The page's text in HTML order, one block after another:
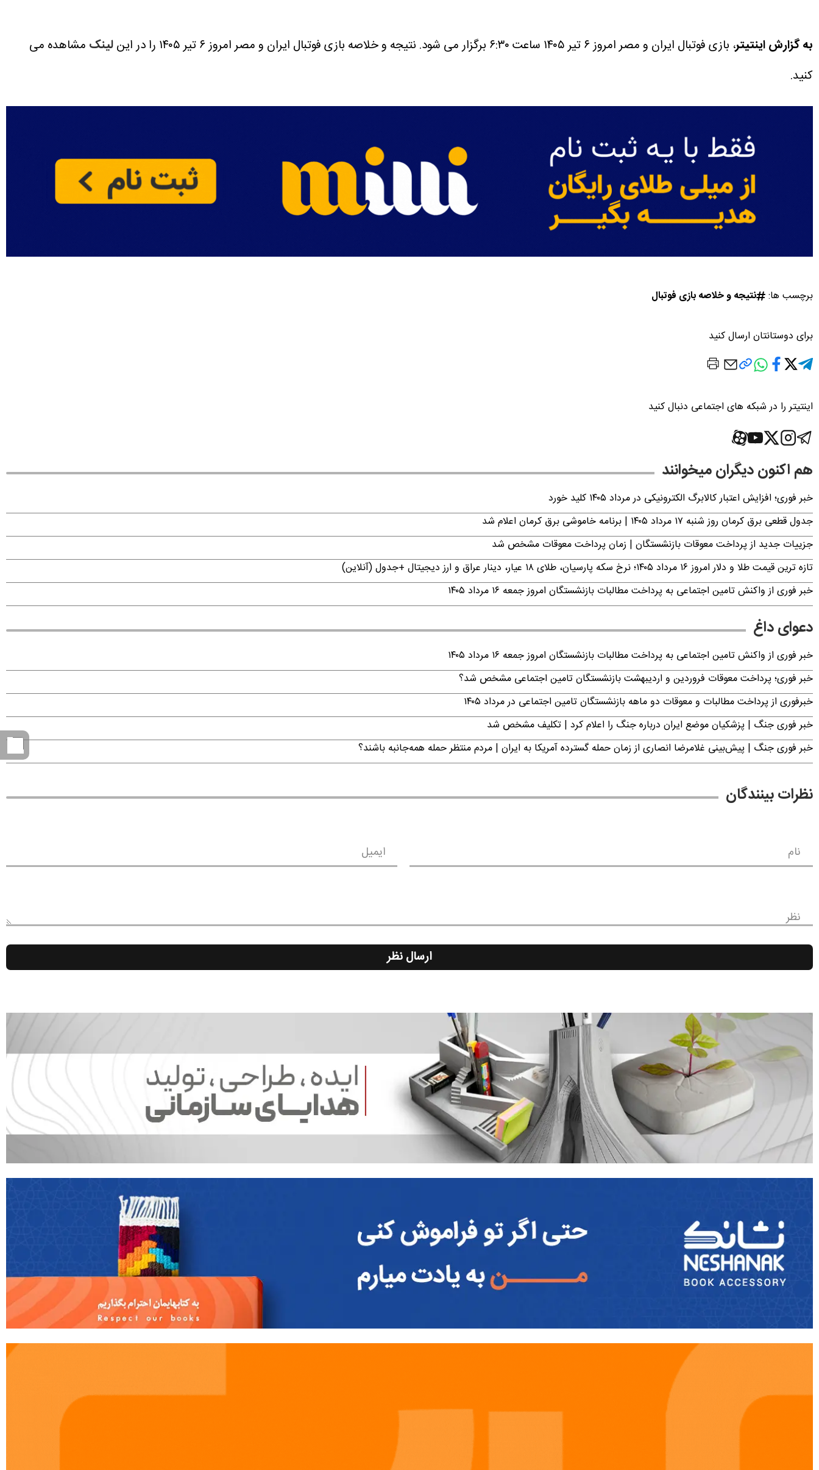
به گزارش اینتیتر، بازی فوتبال ایران و مصر امروز ۶ تیر ۱۴۰۵ ساعت ۶:۳۰ برگزار می شود. نتیجه و خلاصه بازی فوتبال ایران و مصر امروز ۶ تیر ۱۴۰۵ را در این لینک مشاهده می
کنید.
برچسب ها: نتیجه و خلاصه بازی فوتبال
برای دوستانتان ارسال کنید
اینتیتر را در شبکه های اجتماعی دنبال کنید
هم اکنون دیگران میخوانند
خبر فوری؛ افزایش اعتبار کالابرگ الکترونیکی در مرداد ۱۴۰۵ کلید خورد
جدول قطعی برق کرمان روز شنبه ۱۷ مرداد ۱۴۰۵ | برنامه خاموشی برق کرمان اعلام شد
جزییات جدید از پرداخت معوقات بازنشستگان | زمان پرداخت معوقات مشخص شد
تازه ترین قیمت طلا و دلار امروز ۱۶ مرداد ۱۴۰۵؛ نرخ سکه پارسیان، طلای ۱۸ عیار، دینار عراق و ارز دیجیتال +جدول (آنلاین)
خبر فوری از واکنش تامین اجتماعی به پرداخت مطالبات بازنشستگان امروز جمعه ۱۶ مرداد ۱۴۰۵
دعوای داغ
خبر فوری از واکنش تامین اجتماعی به پرداخت مطالبات بازنشستگان امروز جمعه ۱۶ مرداد ۱۴۰۵
خبر فوری؛ پرداخت معوقات فروردین و اردیبهشت بازنشستگان تامین اجتماعی مشخص شد؟
خبرفوری از پرداخت مطالبات و معوقات دو ماهه بازنشستگان تامین اجتماعی در مرداد ۱۴۰۵
خبر فوری جنگ | پزشکیان موضع ایران درباره جنگ را اعلام کرد | تکلیف مشخص شد
خبر فوری جنگ | پیش‌بینی غلامرضا انصاری از زمان حمله گسترده آمریکا به ایران | مردم منتظر حمله همه‌جانبه باشند؟
نظرات بینندگان
نام ایمیل
نظر
ارسال نظر